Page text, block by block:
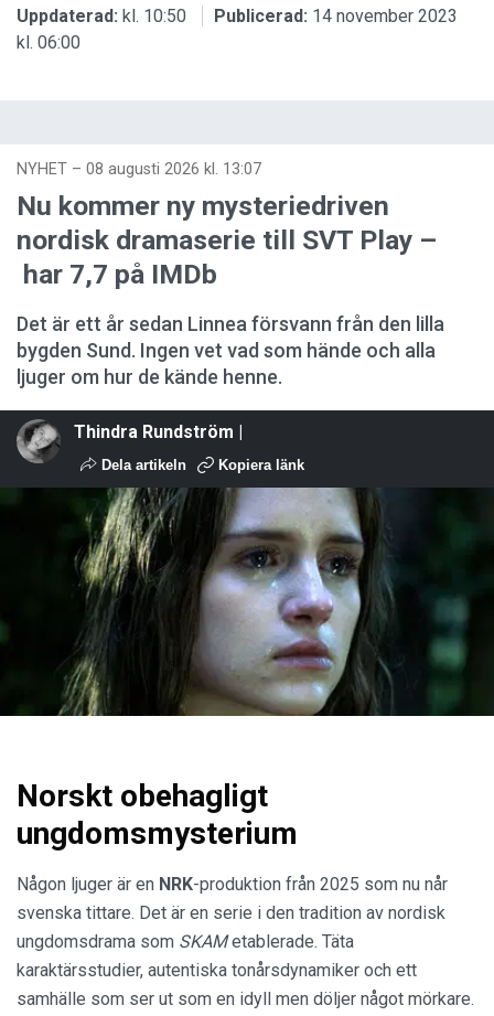
Uppdaterad: kl. 10:50 Publicerad: 14 november 2023
kl. 06:00
NYHET – 08 augusti 2026 kl. 13:07
Nu kommer ny mysteriedriven
nordisk dramaserie till SVT Play –
har 7,7 på IMDb
Det är ett år sedan Linnea försvann från den lilla
bygden Sund. Ingen vet vad som hände och alla
ljuger om hur de kände henne.
Thindra Rundström |
Dela artikeln Kopiera länk
Norskt obehagligt
ungdomsmysterium
Någon ljuger är en NRK-produktion från 2025 som nu når
svenska tittare. Det är en serie i den tradition av nordisk
ungdomsdrama som SKAMetablerade. Täta
karaktärsstudier, autentiska tonårsdynamiker och ett
samhälle som ser ut som en idyll men döljer något mörkare.